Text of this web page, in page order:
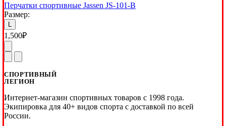
Перчатки спортивные Jassen JS-101-B
Размер:
1,500₽
СПОРТИВНЫЙ
ЛЕГИОН
Интернет-магазин спортивных товаров с 1998 года.
Экипировка для 40+ видов спорта с доставкой по всей
России.